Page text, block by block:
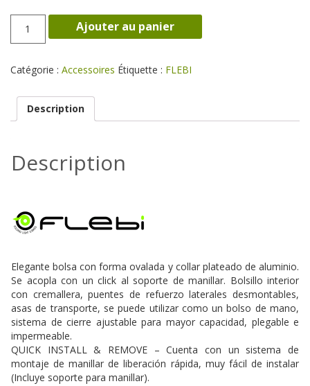
bolsa
Ajouter au panier
Catégorie : Accessoires Étiquette : FLEBI
Description
Description
Elegante bolsa con forma ovalada y collar plateado de aluminio.
Se acopla con un click al soporte de manillar. Bolsillo interior
con cremallera, puentes de refuerzo laterales desmontables,
asas de transporte, se puede utilizar como un bolso de mano,
sistema de cierre ajustable para mayor capacidad, plegable e
impermeable.
QUICK INSTALL & REMOVE – Cuenta con un sistema de
montaje de manillar de liberación rápida, muy fácil de instalar
(Incluye soporte para manillar).